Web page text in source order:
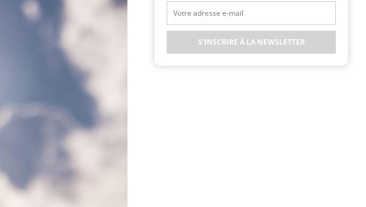
S'INSCRIRE À LA NEWSLETTER